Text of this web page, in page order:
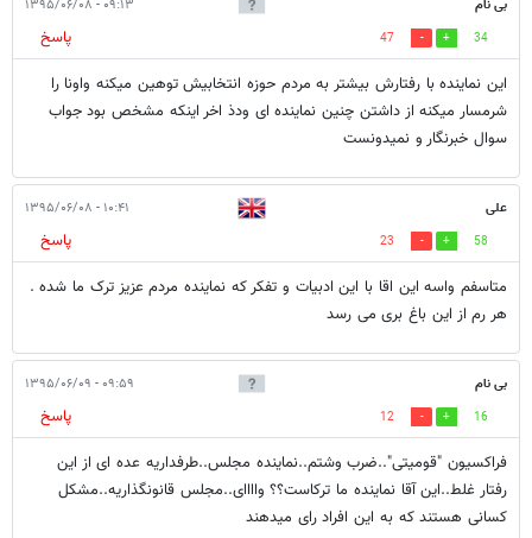
بی نام ۰۹:۱۳ - ۱۳۹۵/۰۶/۰۸
34
47
پاسخ
این نماینده با رفتارش بیشتر به مردم حوزه انتخابیش توهین میکنه واونا را
شرمسار میکنه از داشتن چنین نماینده ای ودذ اخر اینکه مشخص بود جواب
سوال خبرنگار و نمیدونست
علی ۱۰:۴۱ - ۱۳۹۵/۰۶/۰۸
58
23
پاسخ
متاسفم واسه این اقا با این ادبیات و تفکر که نماینده مردم عزیز ترک ما شده .
هر رم از این باغ بری می رسد
بی نام ۰۹:۵۹ - ۱۳۹۵/۰۶/۰۹
16
12
پاسخ
فراکسیون "قومیتی"..ضرب وشتم..نماینده مجلس..طرفداریه عده ای از این
رفتار غلط..این آقا نماینده ما ترکاست؟؟ واااای..مجلس قانونگذاریه..مشکل
کسانی هستند که به این افراد رای میدهند